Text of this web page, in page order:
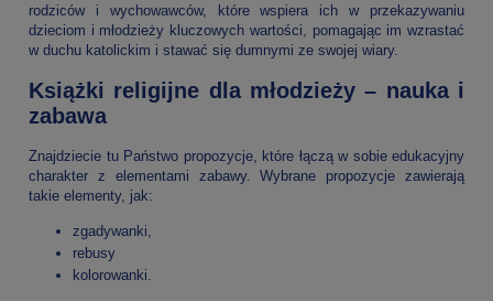
rodziców i wychowawców, które wspiera ich w przekazywaniu
dzieciom i młodzieży kluczowych wartości, pomagając im wzrastać
w duchu katolickim i stawać się dumnymi ze swojej wiary.
Książki religijne dla młodzieży – nauka i
zabawa
Znajdziecie tu Państwo propozycje, które łączą w sobie edukacyjny
charakter z elementami zabawy. Wybrane propozycje zawierają
takie elementy, jak:
zgadywanki,
rebusy
kolorowanki.